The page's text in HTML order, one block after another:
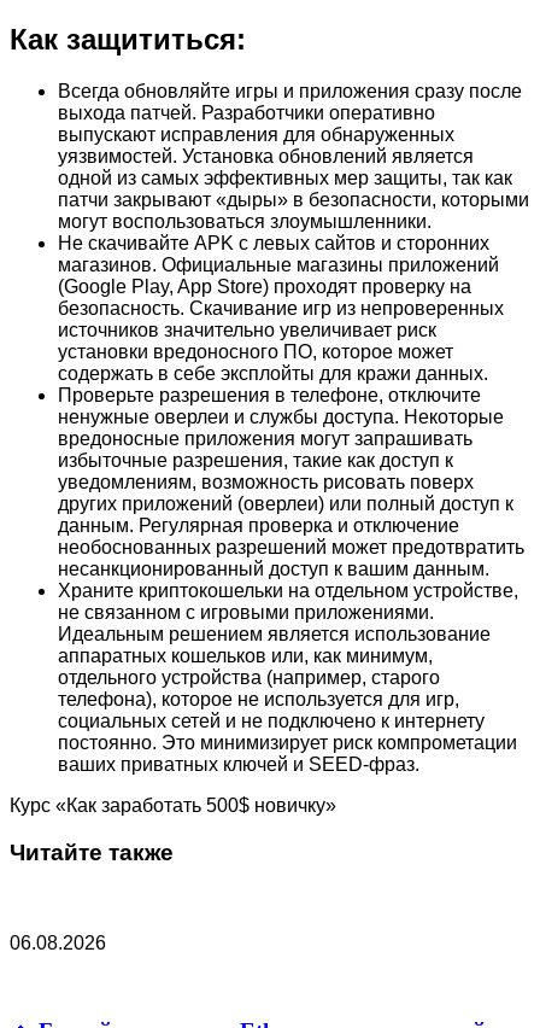
Как защититься:
Всегда обновляйте игры и приложения сразу после
выхода патчей. Разработчики оперативно
выпускают исправления для обнаруженных
уязвимостей. Установка обновлений является
одной из самых эффективных мер защиты, так как
патчи закрывают «дыры» в безопасности, которыми
могут воспользоваться злоумышленники.
Не скачивайте APK с левых сайтов и сторонних
магазинов. Официальные магазины приложений
(Google Play, App Store) проходят проверку на
безопасность. Скачивание игр из непроверенных
источников значительно увеличивает риск
установки вредоносного ПО, которое может
содержать в себе эксплойты для кражи данных.
Проверьте разрешения в телефоне, отключите
ненужные оверлеи и службы доступа. Некоторые
вредоносные приложения могут запрашивать
избыточные разрешения, такие как доступ к
уведомлениям, возможность рисовать поверх
других приложений (оверлеи) или полный доступ к
данным. Регулярная проверка и отключение
необоснованных разрешений может предотвратить
несанкционированный доступ к вашим данным.
Храните криптокошельки на отдельном устройстве,
не связанном с игровыми приложениями.
Идеальным решением является использование
аппаратных кошельков или, как минимум,
отдельного устройства (например, старого
телефона), которое не используется для игр,
социальных сетей и не подключено к интернету
постоянно. Это минимизирует риск компрометации
ваших приватных ключей и SEED-фраз.
Курс «Как заработать 500$ новичку»
Читайте также
06.08.2026